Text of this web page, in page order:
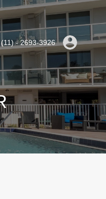
(11) - 2693-3926